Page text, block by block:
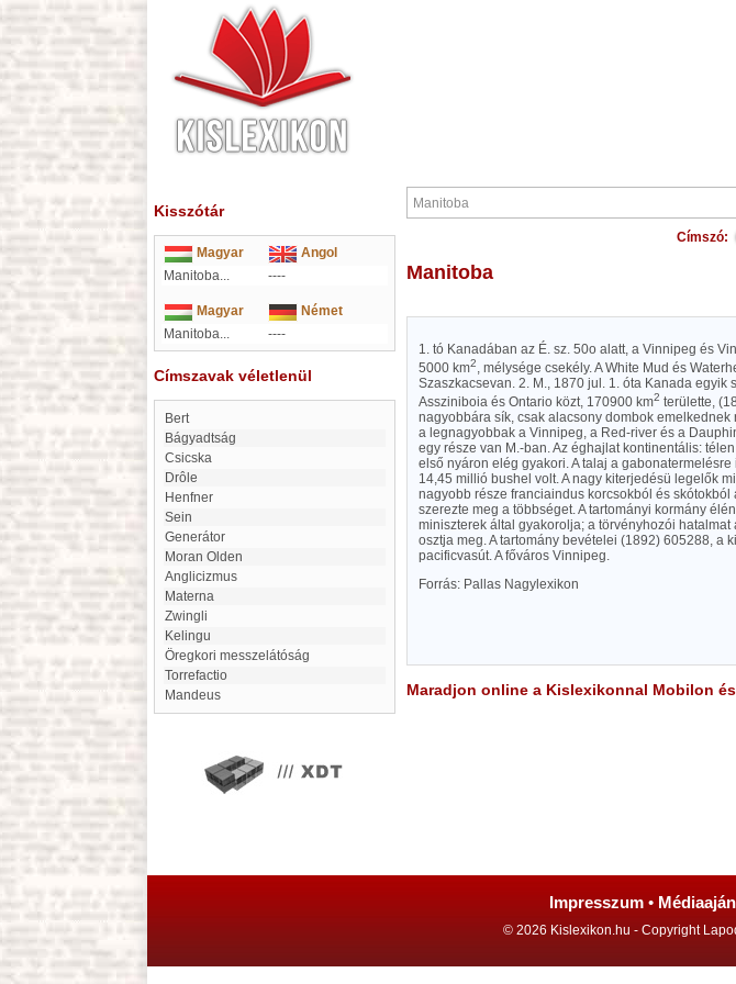
Kisszótár
Magyar
Angol
Manitoba...
----
Magyar
Német
Manitoba...
----
Címszavak véletlenül
Bert
Bágyadtság
Csicska
Drôle
Henfner
Sein
Generátor
Moran Olden
anglicizmus
Materna
Zwingli
Kelingu
Öregkori messzelátóság
Torrefactio
mandeus
Címszó:
Manitoba
1. tó Kanadában az É. sz. 50o alatt, a Vinnipeg és
5000 km2, mélysége csekély. A White Mud és
Szaszkacsevan. 2. M., 1870 jul. 1. óta Kanada
Assziniboia és Ontario közt, 170900 km2 területte,
nagyobbára sík, csak alacsony dombok
a legnagyobbak a Vinnipeg, a Red-river és a
egy része van M.-ban. Az éghajlat kontinentális:
első nyáron elég gyakori. A talaj a
14,45 millió bushel volt. A nagy kiterjedésü legelők
nagyobb része franciaindus korcsokból és
szerezte meg a többséget. A tartományi kormány
miniszterek által gyakorolja; a törvényhozói
osztja meg. A tartomány bevételei (1892) 605288, a
pacificvasút. A főváros Vinnipeg.
Forrás: Pallas Nagylexikon
Maradjon online a Kislexikonnal Mobilon
Impresszum •
© 2026 Kislexikon.hu - Copyright